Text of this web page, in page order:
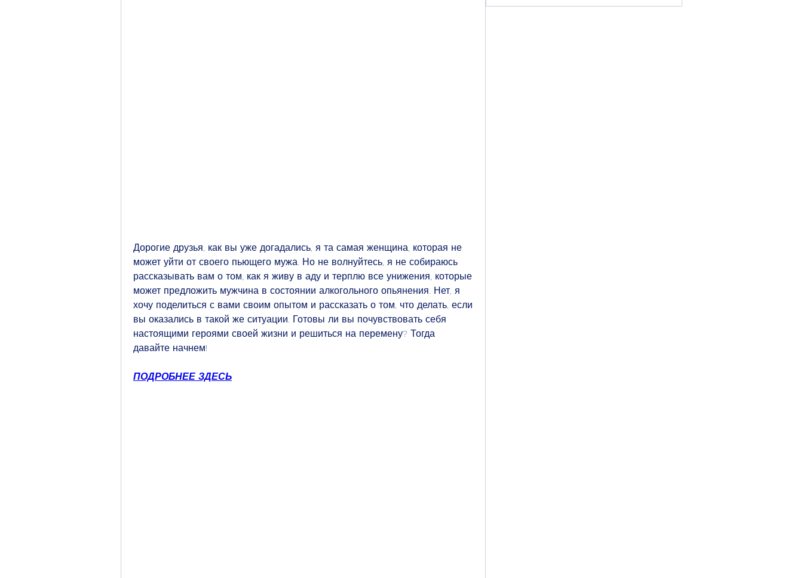
Дорогие друзья, как вы уже догадались, я та самая женщина, которая не
может уйти от своего пьющего мужа. Но не волнуйтесь, я не собираюсь
рассказывать вам о том, как я живу в аду и терплю все унижения, которые
может предложить мужчина в состоянии алкогольного опьянения. Нет, я
хочу поделиться с вами своим опытом и рассказать о том, что делать, если
вы оказались в такой же ситуации. Готовы ли вы почувствовать себя
настоящими героями своей жизни и решиться на перемену? Тогда
давайте начнем!
ПОДРОБНЕЕ ЗДЕСЬ